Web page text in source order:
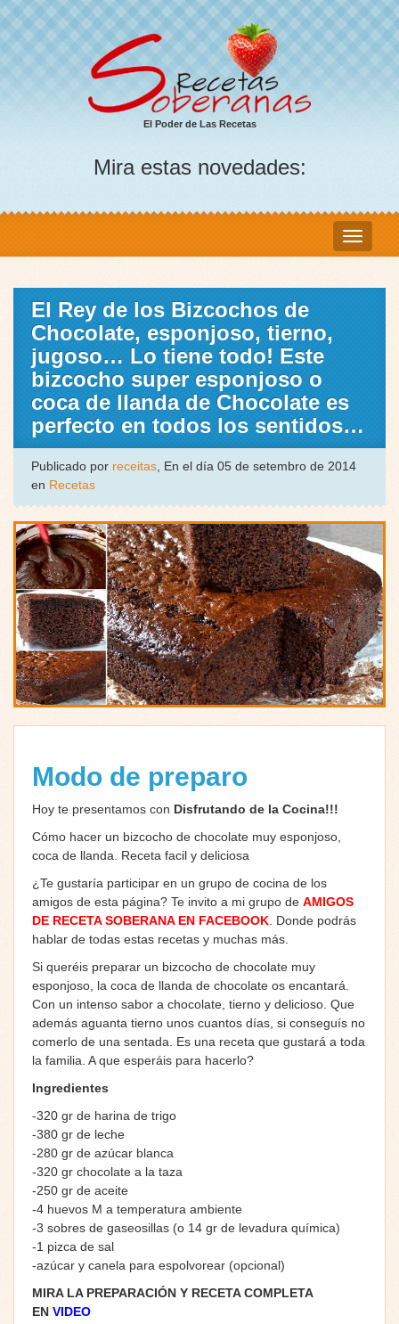
El Poder de Las Recetas
Mira estas novedades:
El Rey de los Bizcochos de
Chocolate, esponjoso, tierno,
jugoso… Lo tiene todo! Este
bizcocho super esponjoso o
coca de llanda de Chocolate es
perfecto en todos los sentidos…
Publicado por receitas, En el día 05 de setembro de 2014
en Recetas
Modo de preparo
Hoy te presentamos con Disfrutando de la Cocina!!!
Cómo hacer un bizcocho de chocolate muy esponjoso,
coca de llanda. Receta facil y deliciosa
¿Te gustaría participar en un grupo de cocina de los
amigos de esta página? Te invito a mi grupo de AMIGOS
DE RECETA SOBERANA EN FACEBOOK . Donde podrás
hablar de todas estas recetas y muchas más.
Si queréis preparar un bizcocho de chocolate muy
esponjoso, la coca de llanda de chocolate os encantará.
Con un intenso sabor a chocolate, tierno y delicioso. Que
además aguanta tierno unos cuantos días, si conseguís no
comerlo de una sentada. Es una receta que gustará a toda
la familia. A que esperáis para hacerlo?
Ingredientes
-320 gr de harina de trigo
-380 gr de leche
-280 gr de azúcar blanca
-320 gr chocolate a la taza
-250 gr de aceite
-4 huevos M a temperatura ambiente
-3 sobres de gaseosillas (o 14 gr de levadura química)
-1 pizca de sal
-azúcar y canela para espolvorear (opcional)
MIRA LA PREPARACIÓN Y RECETA COMPLETA
EN VIDEO